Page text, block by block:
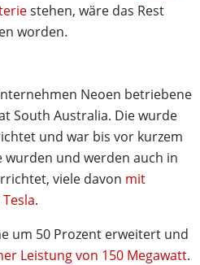
stehen, wäre das Rest
worden.
Neoen betriebene
South Australia. Die wurde
und war bis vor kurzem
und werden auch in
viele davon mit
.
um 50 Prozent erweitert und
Leistung von 150 Megawatt.